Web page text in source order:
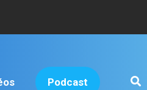
Podcast